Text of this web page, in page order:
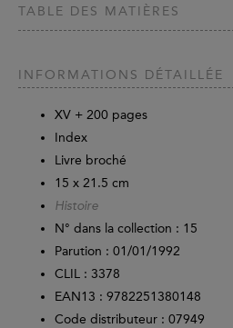
TABLE DES MATIÈRES
INFORMATIONS DÉTAILLÉE
XV + 200 pages
Index
Livre broché
15 x 21.5 cm
Histoire
N° dans la collection : 15
Parution : 01/01/1992
CLIL : 3378
EAN13 : 9782251380148
Code distributeur : 07949